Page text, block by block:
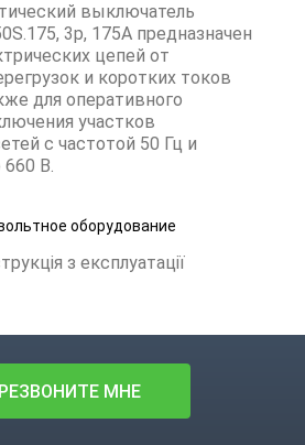
выключатель
3р, 175А предназначен
цепей от
и коротких токов
для оперативного
участков
с частотой 50 Гц и
В.
оборудование
з експлуатації
МНЕ